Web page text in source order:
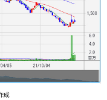
成